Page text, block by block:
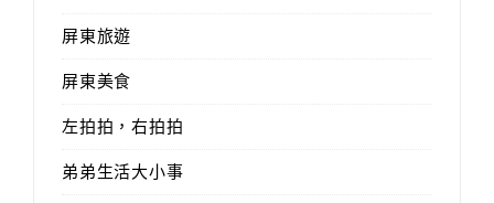
屏東旅遊
屏東美食
左拍拍，右拍拍
弟弟生活大小事